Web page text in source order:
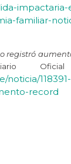
impactaria-
familiar-
registró
noticia/
record